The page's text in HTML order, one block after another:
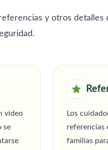
y otros detalles
vídeo
se
Los
referencias
familias